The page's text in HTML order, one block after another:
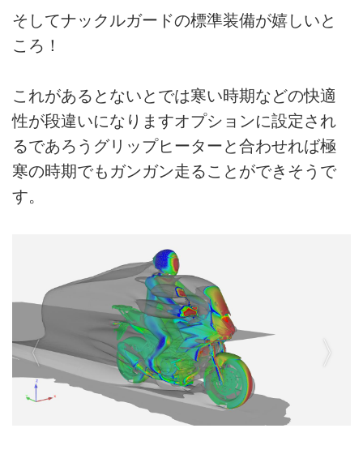
そしてナックルガードの標準装備が嬉しいと
ころ！
これがあるとないとでは寒い時期などの快適
性が段違いになりますオプションに設定され
るであろうグリップヒーターと合わせれば極
寒の時期でもガンガン走ることができそうで
す。